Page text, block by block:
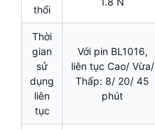
thổi
Thời
gian
sử
dụng
liên
tục
Với pin BL1016,
liên tục Cao/ Vừa/
Thấp: 8/ 20/ 45
phút